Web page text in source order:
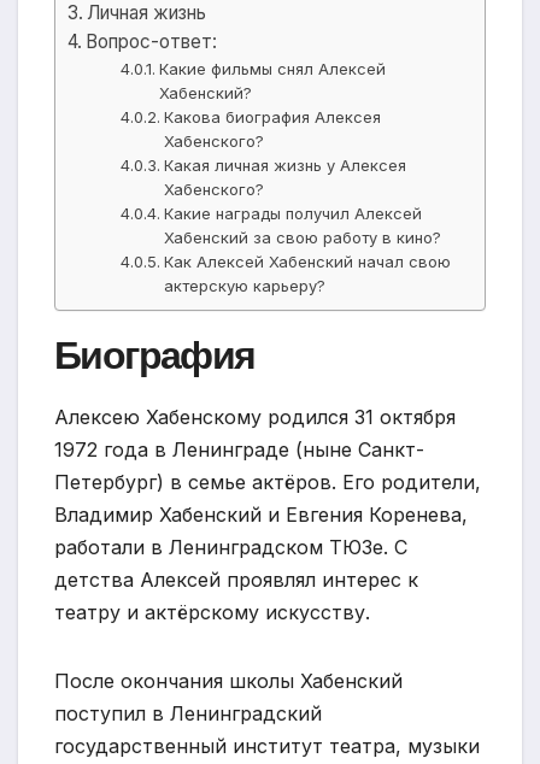
Личная жизнь
Вопрос-ответ:
Какие фильмы снял Алексей
Хабенский?
Какова биография Алексея
Хабенского?
Какая личная жизнь у Алексея
Хабенского?
Какие награды получил Алексей
Хабенский за свою работу в кино?
Как Алексей Хабенский начал свою
актерскую карьеру?
Биография
Алексею Хабенскому родился 31 октября
1972 года в Ленинграде (ныне Санкт-
Петербург) в семье актёров. Его родители,
Владимир Хабенский и Евгения Коренева,
работали в Ленинградском ТЮЗе. С
детства Алексей проявлял интерес к
театру и актёрскому искусству.
После окончания школы Хабенский
поступил в Ленинградский
государственный институт театра, музыки